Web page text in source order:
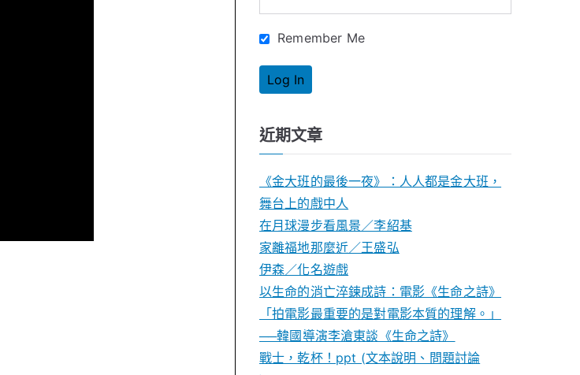
Remember Me
近期文章
《金大班的最後一夜》：人人都是金大班，
舞台上的戲中人
在月球漫步看風景／李紹基
家離福地那麼近／王盛弘
伊森／化名遊戲
以生命的消亡淬鍊成詩：電影《生命之詩》
「拍電影最重要的是對電影本質的理解。」
──韓國導演李滄東談《生命之詩》
戰士，乾杯！ppt (文本說明、問題討論